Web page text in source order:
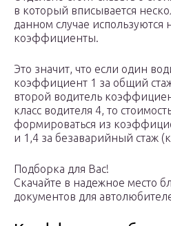
в который вписывается
данном случае
коэффициенты.
Это значит, что если один
коэффициент 1 за общий
второй водитель
класс водителя 4, то
формироваться из
и 1,4 за безаварийный стаж
Подборка для Вас!
Скачайте в надежное место
документов для